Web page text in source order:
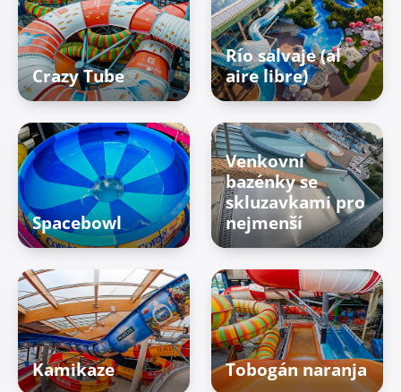
Crazy Tube
Río salvaje (al
aire libre)
Spacebowl
Venkovní
bazénky se
skluzavkami pro
nejmenší
Kamikaze Tobogán naranja